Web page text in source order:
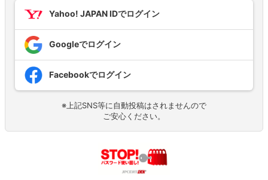
Yahoo! JAPAN IDでログイン
Googleでログイン
Facebookでログイン
※上記SNS等に自動投稿はされませんので
ご安心ください。